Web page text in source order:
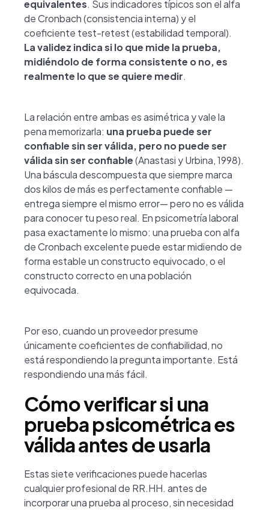
equivalentes. Sus indicadores típicos son el alfa
de Cronbach (consistencia interna) y el
coeficiente test-retest (estabilidad temporal).
La validez indica si lo que mide la prueba,
midiéndolo de forma consistente o no, es
realmente lo que se quiere medir.
La relación entre ambas es asimétrica y vale la
pena memorizarla: una prueba puede ser
confiable sin ser válida, pero no puede ser
válida sin ser confiable(Anastasi y Urbina, 1998).
Una báscula descompuesta que siempre marca
dos kilos de más es perfectamente confiable —
entrega siempre el mismo error— pero no es válida
para conocer tu peso real. En psicometría laboral
pasa exactamente lo mismo: una prueba con alfa
de Cronbach excelente puede estar midiendo de
forma estable un constructo equivocado, o el
constructo correcto en una población
equivocada.
Por eso, cuando un proveedor presume
únicamente coeficientes de confiabilidad, no
está respondiendo la pregunta importante. Está
respondiendo una más fácil.
Cómo verificar si una
prueba psicométrica es
válida antes de usarla
Estas siete verificaciones puede hacerlas
cualquier profesional de RR.HH. antes de
incorporar una prueba al proceso, sin necesidad